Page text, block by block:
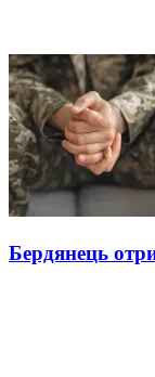
Бердянець